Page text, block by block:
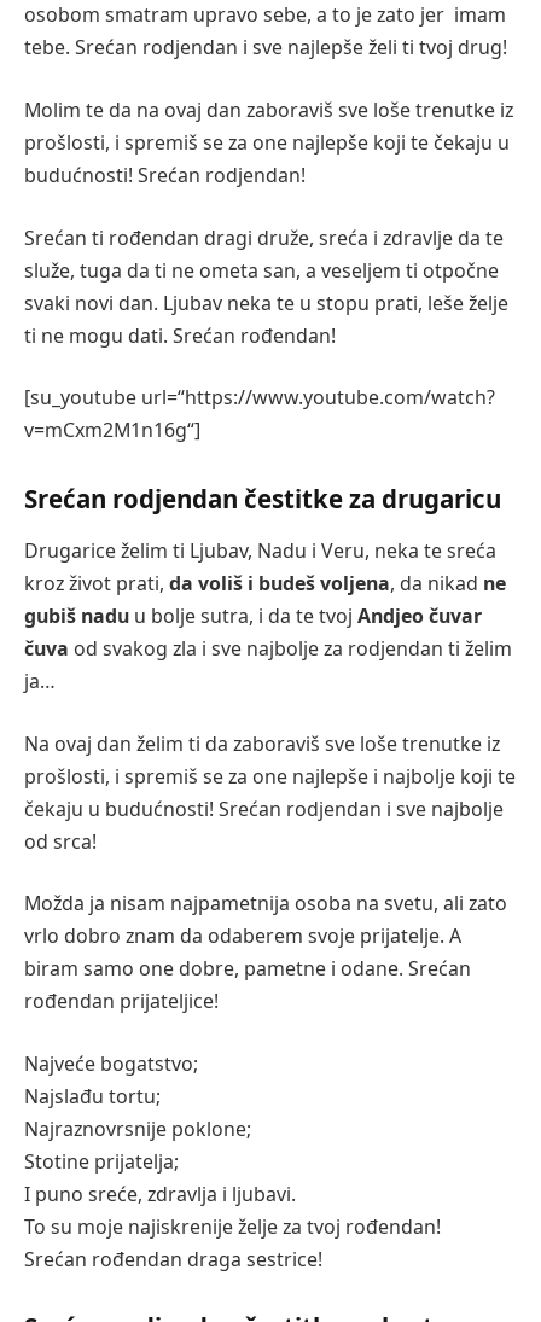
osobom smatram upravo sebe, a to je zato jer imam
tebe. Srećan rodjendan i sve najlepše želi ti tvoj drug!
Molim te da na ovaj dan zaboraviš sve loše trenutke iz
prošlosti, i spremiš se za one najlepše koji te čekaju u
budućnosti! Srećan rodjendan!
Srećan ti rođendan dragi druže, sreća i zdravlje da te
služe, tuga da ti ne ometa san, a veseljem ti otpočne
svaki novi dan. Ljubav neka te u stopu prati, leše želje
ti ne mogu dati. Srećan rođendan!
[su_youtube url=“https://www.youtube.com/watch?
v=mCxm2M1n16g“]
Srećan rodjendan čestitke za drugaricu
Drugarice želim ti Ljubav, Nadu i Veru, neka te sreća
kroz život prati, da voliš i budeš voljena, da nikad ne
gubiš nadu u bolje sutra, i da te tvoj Andjeo čuvar
čuva od svakog zla i sve najbolje za rodjendan ti želim
ja…
Na ovaj dan želim ti da zaboraviš sve loše trenutke iz
prošlosti, i spremiš se za one najlepše i najbolje koji te
čekaju u budućnosti! Srećan rodjendan i sve najbolje
od srca!
Možda ja nisam najpametnija osoba na svetu, ali zato
vrlo dobro znam da odaberem svoje prijatelje. A
biram samo one dobre, pametne i odane. Srećan
rođendan prijateljice!
Najveće bogatstvo;
Najslađu tortu;
Najraznovrsnije poklone;
Stotine prijatelja;
I puno sreće, zdravlja i ljubavi.
To su moje najiskrenije želje za tvoj rođendan!
Srećan rođendan draga sestrice!